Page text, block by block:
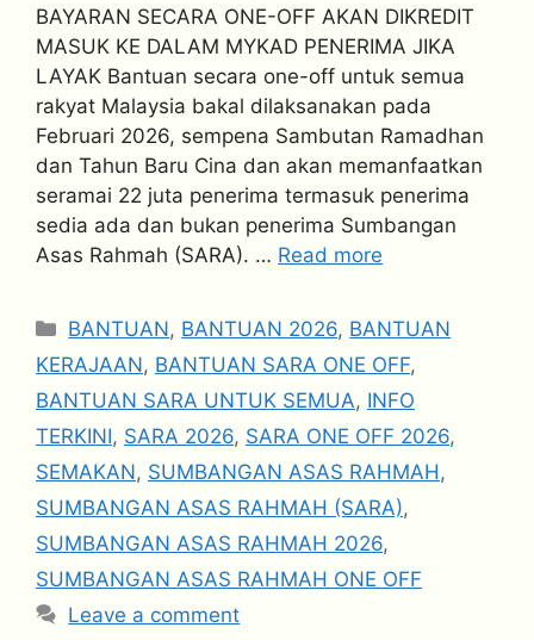
BAYARAN SECARA ONE-OFF AKAN DIKREDIT
MASUK KE DALAM MYKAD PENERIMA JIKA
LAYAK Bantuan secara one-off untuk semua
rakyat Malaysia bakal dilaksanakan pada
Februari 2026, sempena Sambutan Ramadhan
dan Tahun Baru Cina dan akan memanfaatkan
seramai 22 juta penerima termasuk penerima
sedia ada dan bukan penerima Sumbangan
Asas Rahmah (SARA). … Read more
Categories
BANTUAN, BANTUAN 2026, BANTUAN
KERAJAAN, BANTUAN SARA ONE OFF,
BANTUAN SARA UNTUK SEMUA, INFO
TERKINI, SARA 2026, SARA ONE OFF 2026,
SEMAKAN, SUMBANGAN ASAS RAHMAH,
SUMBANGAN ASAS RAHMAH (SARA),
SUMBANGAN ASAS RAHMAH 2026,
SUMBANGAN ASAS RAHMAH ONE OFF
Leave a comment